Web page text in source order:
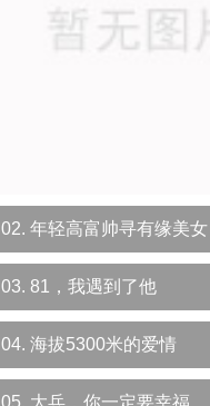
02. 年轻高富帅寻有缘美女
03. 81，我遇到了他
04. 海拔5300米的爱情
05. 大兵，你一定要幸福